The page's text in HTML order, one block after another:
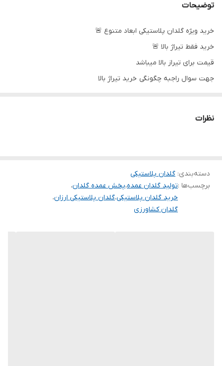
توضیحات
خرید ویژه گلدان پلاستیکی ابعاد متنوع 🚨
خرید فقط تیراژ بالا 🚨
قیمت برای تیراز بالا میباشد
جهت سوال راجبه چگونگی خرید تیراژ بالا
✅️و در پیامک اعلام کنید از سایت پیام ارسال میفرمایید 🚨
سطل ۴
سطل۷
نظرات
دسته‌بندی: گلدان پلاستیکی
برچسب‌ها :تولید گلدان عمده،پخش عمده گلدان،
خرید گلدان پلاستیکی،گلدان پلاستیکی ارزان،
گلدان کشاورزی